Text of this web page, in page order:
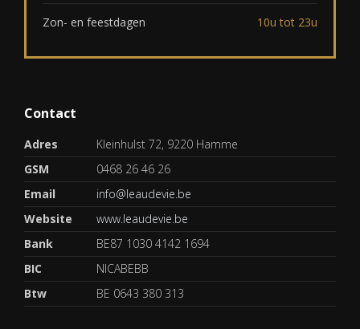
Zon- en feestdagen 10u tot 23u
Contact
Adres
Kleinhulst 72, 9220 Hamme
GSM
0468 26 46 26
Email
info@leaudevie.be
Website
www.leaudevie.be
Bank
BE87 1030 4142 1694
BIC
NICABEBB
Btw
BE 0643 380 313